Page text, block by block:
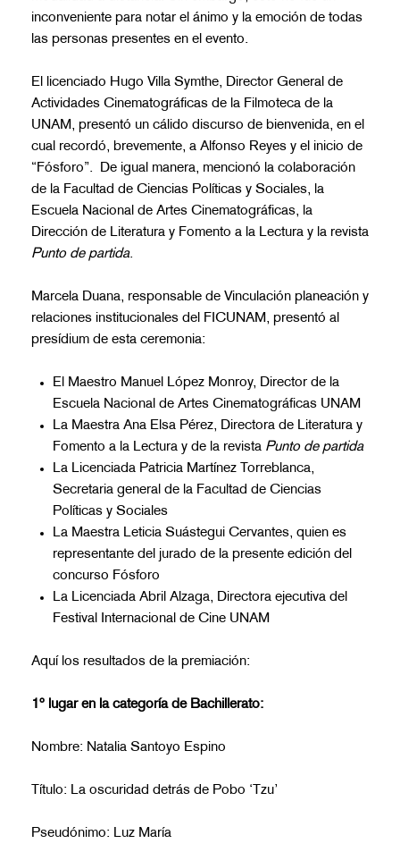
inconveniente para notar el ánimo y la emoción de todas
las personas presentes en el evento.
El licenciado Hugo Villa Symthe, Director General de
Actividades Cinematográficas de la Filmoteca de la
UNAM, presentó un cálido discurso de bienvenida, en el
cual recordó, brevemente, a Alfonso Reyes y el inicio de
“Fósforo”.
De igual manera, mencionó la colaboración
de la Facultad de Ciencias Políticas y Sociales, la
Escuela Nacional de Artes Cinematográficas, la
Dirección de Literatura y Fomento a la Lectura y la revista
Punto de partida.
Marcela Duana, responsable de Vinculación planeación y
relaciones institucionales del FICUNAM, presentó al
presídium de esta ceremonia:
El Maestro Manuel López Monroy, Director de la
Escuela Nacional de Artes Cinematográficas UNAM
La Maestra Ana Elsa Pérez, Directora de Literatura y
Fomento a la Lectura y de la revista Punto de partida
La Licenciada Patricia Martínez Torreblanca,
Secretaria general de la Facultad de Ciencias
Políticas y Sociales
La Maestra Leticia Suástegui Cervantes, quien es
representante del jurado de la presente edición del
concurso Fósforo
La Licenciada Abril Alzaga, Directora ejecutiva del
Festival Internacional de Cine UNAM
Aquí los resultados de la premiación:
1º lugar en la categoría de Bachillerato:
Nombre: Natalia Santoyo Espino
Título: La oscuridad detrás de Pobo ‘Tzu’
Pseudónimo: Luz María